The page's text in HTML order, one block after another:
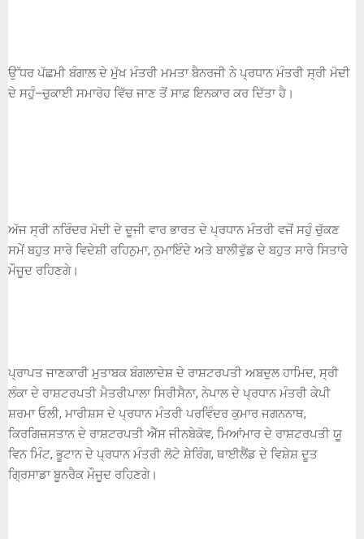
ਉੱਧਰ ਪੱਛਮੀ ਬੰਗਾਲ ਦੇ ਮੁੱਖ ਮੰਤਰੀ ਮਮਤਾ ਬੈਨਰਜੀ ਨੇ ਪ੍ਰਧਾਨ ਮੰਤਰੀ ਸ੍ਰੀ ਮੋਦੀ
ਦੇ ਸਹੁੰ–ਚੁਕਾਈ ਸਮਾਰੋਹ ਵਿੱਚ ਜਾਣ ਤੋਂ ਸਾਫ਼ ਇਨਕਾਰ ਕਰ ਦਿੱਤਾ ਹੈ।
ਅੱਜ ਸ੍ਰੀ ਨਰਿੰਦਰ ਮੋਦੀ ਦੇ ਦੂਜੀ ਵਾਰ ਭਾਰਤ ਦੇ ਪ੍ਰਧਾਨ ਮੰਤਰੀ ਵਜੋਂ ਸਹੁੰ ਚੁੱਕਣ
ਸਮੇਂ ਬਹੁਤ ਸਾਰੇ ਵਿਦੇਸ਼ੀ ਰਹਿਨੁਮਾ, ਨੁਮਾਇੰਦੇ ਅਤੇ ਬਾਲੀਵੁੱਡ ਦੇ ਬਹੁਤ ਸਾਰੇ ਸਿਤਾਰੇ
ਮੌਜੂਦ ਰਹਿਣਗੇ।
ਪ੍ਰਾਪਤ ਜਾਣਕਾਰੀ ਮੁਤਾਬਕ ਬੰਗਲਾਦੇਸ਼ ਦੇ ਰਾਸ਼ਟਰਪਤੀ ਅਬਦੁਲ ਹਾਮਿਦ, ਸ੍ਰੀ
ਲੰਕਾ ਦੇ ਰਾਸ਼ਟਰਪਤੀ ਮੈਤਰੀਪਾਲਾ ਸਿਰੀਸੈਨਾ, ਨੇਪਾਲ ਦੇ ਪ੍ਰਧਾਨ ਮੰਤਰੀ ਕੇਪੀ
ਸ਼ਰਮਾ ਓਲੀ, ਮਾਰੀਸ਼ਸ ਦੇ ਪ੍ਰਧਾਨ ਮੰਤਰੀ ਪਰਵਿੰਦਰ ਕੁਮਾਰ ਜਗਨਨਾਥ,
ਕਿਰਗਿਜ਼ਸਤਾਨ ਦੇ ਰਾਸ਼ਟਰਪਤੀ ਐੱਸ ਜੀਨਬੇਕੋਵ, ਮਿਆਂਮਾਰ ਦੇ ਰਾਸ਼ਟਰਪਤੀ ਯੂ
ਵਿਨ ਮਿੰਟ, ਭੂਟਾਨ ਦੇ ਪ੍ਰਧਾਨ ਮੰਤਰੀ ਲੋਟੇ ਸ਼ੇਰਿੰਗ, ਥਾਈਲੈਂਡ ਦੇ ਵਿਸ਼ੇਸ਼ ਦੂਤ
ਗ੍ਰਿਸਾਡਾ ਬੂਨਰੈਕ ਮੌਜੂਦ ਰਹਿਣਗੇ।